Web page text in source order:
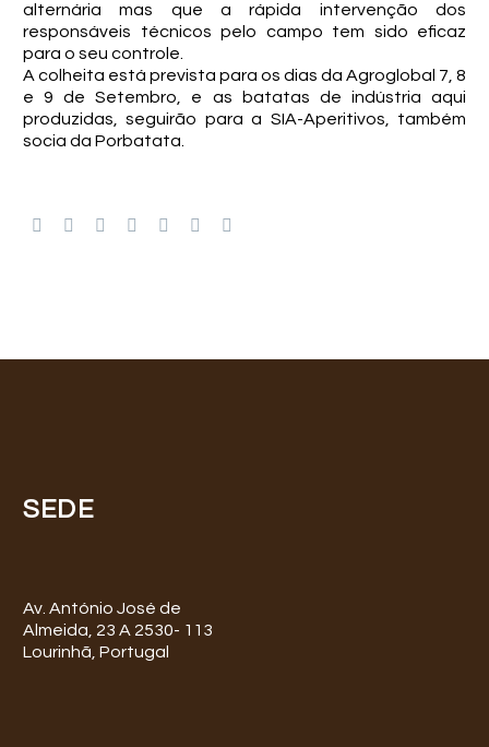
alternária mas que a rápida intervenção dos
responsáveis técnicos pelo campo tem sido eficaz
para o seu controle.
A colheita está prevista para os dias da Agroglobal 7, 8
e 9 de Setembro, e as batatas de indústria aqui
produzidas, seguirão para a SIA-Aperitivos, também
socia da Porbatata.
SEDE
Av. António José de
Almeida, 23 A 2530- 113
Lourinhã, Portugal